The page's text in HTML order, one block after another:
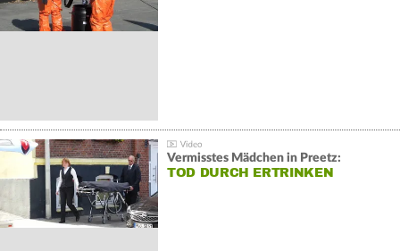
Vermisstes Mädchen in Preetz:
TOD DURCH ERTRINKEN